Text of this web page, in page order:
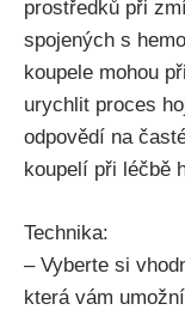
prostředků při
spojených s
koupele mohou
urychlit proces
odpovědí na
‌koupelí při⁣ léčbě
Technika:
– Vyberte si
která vám